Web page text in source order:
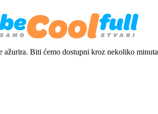
ažurira. Biti ćemo dostupni kroz nekoliko minuta